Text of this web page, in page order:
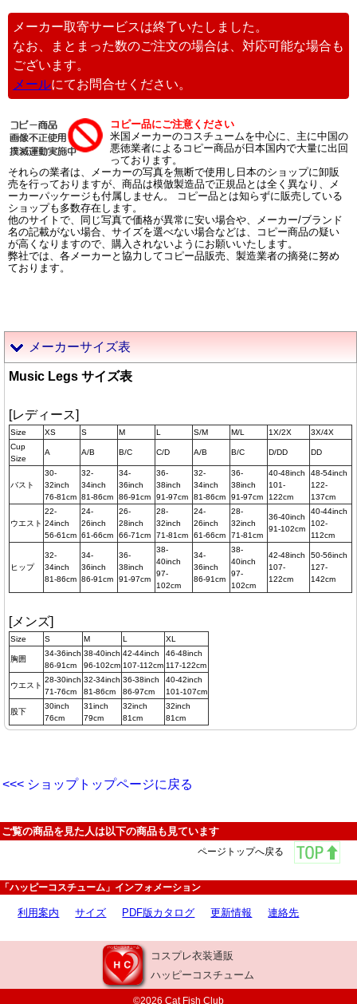
メーカー取寄サービスは終了いたしました。
なお、まとまった数のご注文の場合は、対応可能な場合も
ございます。
メールにてお問合せください。
コピー品にご注意ください
米国メーカーのコスチュームを中心に、主に中国の
悪徳業者によるコピー商品が日本国内で大量に出回
っております。
それらの業者は、メーカーの写真を無断で使用し日本のショップに卸販
売を行っておりますが、商品は模倣製造品で正規品とは全く異なり、メ
ーカーパッケージも付属しません。 コピー品とは知らずに販売している
ショップも多数存在します。
他のサイトで、同じ写真で価格が異常に安い場合や、メーカー/ブランド
名の記載がない場合、サイズを選べない場合などは、コピー商品の疑い
が高くなりますので、購入されないようにお願いいたします。
弊社では、各メーカーと協力してコピー品販売、製造業者の摘発に努め
ております。
メーカーサイズ表
Music Legs サイズ表
[レディース]
Size XS S M L S/M M/L 1X/2X
3X/4X
Cup
Size
A A/B B/C C/D A/B B/C D/DD DD
バスト
30-
32inch
76-81cm
32-
34inch
81-86cm
34-
36inch
86-91cm
36-
38inch
91-97cm
32-
34inch
81-86cm
36-
38inch
91-97cm
40-48inch
101-
122cm
48-54inch
122-
137cm
ウエスト
22-
24inch
56-61cm
24-
26inch
61-66cm
26-
28inch
66-71cm
28-
32inch
71-81cm
24-
26inch
61-66cm
28-
32inch
71-81cm
36-40inch
91-102cm
40-44inch
102-
112cm
ヒップ
32-
34inch
81-86cm
34-
36inch
86-91cm
36-
38inch
91-97cm
38-
40inch
97-
102cm
34-
36inch
86-91cm
38-
40inch
97-
102cm
42-48inch
107-
122cm
50-56inch
127-
142cm
[メンズ]
Size S M L XL
胸囲
34-36inch
86-91cm
38-40inch
96-102cm
42-44inch
107-112cm
46-48inch
117-122cm
ウエスト
28-30inch
71-76cm
32-34inch
81-86cm
36-38inch
86-97cm
40-42inch
101-107cm
股下
30inch
76cm
31inch
79cm
32inch
81cm
32inch
81cm
<<< ショップトップページに戻る
ご覧の商品を見た人は以下の商品も見ています
ページトップへ戻る
「ハッピーコスチューム」インフォメーション
利用案内 サイズ PDF版カタログ 更新情報 連絡先
コスプレ衣装通販
ハッピーコスチューム
©2026 Cat Fish Club